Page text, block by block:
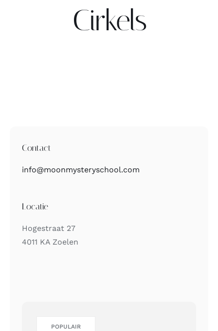
Contact
Cirkels
Contact
info@moonmysteryschool.com
Locatie
Hogestraat 27
4011 KA Zoelen
POPULAIR